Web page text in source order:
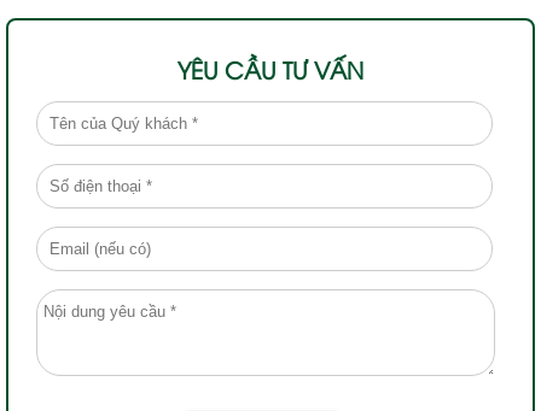
YÊU CẦU TƯ VẤN